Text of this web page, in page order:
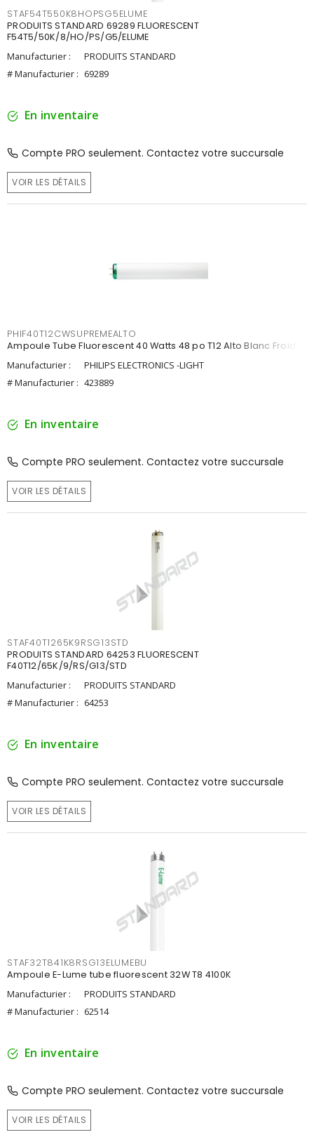
STAF54T550K8HOPSG5ELUME
PRODUITS STANDARD 69289 FLUORESCENT
F54T5/50K/8/HO/PS/G5/ELUME
Manufacturier :
PRODUITS STANDARD
# Manufacturier : 69289
En inventaire
Compte PRO seulement. Contactez votre succursale
VOIR LES DÉTAILS
PHIF40T12CWSUPREMEALTO
Ampoule Tube Fluorescent 40 Watts 48 po T12 Alto Blanc Froid
Manufacturier :
PHILIPS ELECTRONICS -LIGHT
# Manufacturier : 423889
En inventaire
Compte PRO seulement. Contactez votre succursale
VOIR LES DÉTAILS
STAF40T1265K9RSG13STD
PRODUITS STANDARD 64253 FLUORESCENT
F40T12/65K/9/RS/G13/STD
Manufacturier :
PRODUITS STANDARD
# Manufacturier : 64253
En inventaire
Compte PRO seulement. Contactez votre succursale
VOIR LES DÉTAILS
STAF32T841K8RSG13ELUMEBU
Ampoule E-Lume tube fluorescent 32W T8 4100K
Manufacturier :
PRODUITS STANDARD
# Manufacturier : 62514
En inventaire
Compte PRO seulement. Contactez votre succursale
VOIR LES DÉTAILS